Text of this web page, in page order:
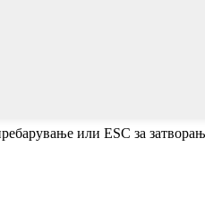
или ESC за